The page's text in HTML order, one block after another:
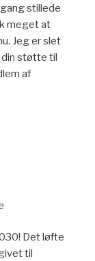
stillede
meget at
Jeg er slet
din støtte til
af
Det løfte
til